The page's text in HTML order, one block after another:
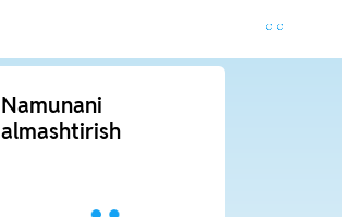
Namunani
almashtirish